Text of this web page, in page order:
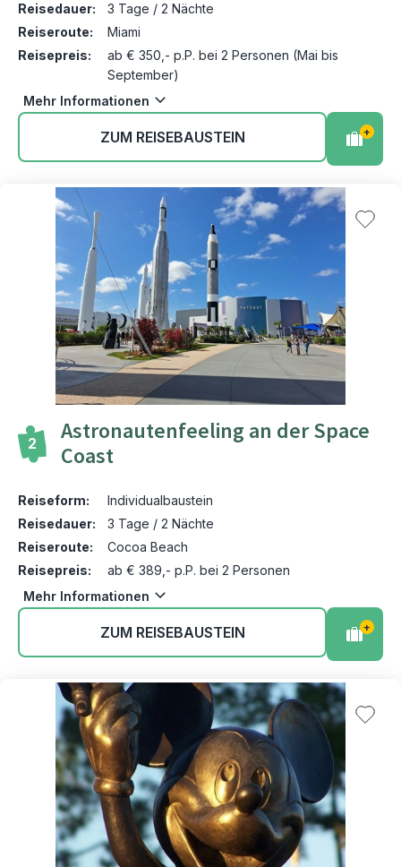
Reisedauer:
3 Tage / 2 Nächte
Reiseroute:
Miami
Reisepreis:
ab € 350,- p.P. bei 2 Personen (Mai bis
September)
Mehr Informationen
ZUM REISEBAUSTEIN +
2
Astronautenfeeling an der Space
Coast
Reiseform:
Individualbaustein
Reisedauer:
3 Tage / 2 Nächte
Reiseroute:
Cocoa Beach
Reisepreis:
ab € 389,- p.P. bei 2 Personen
Mehr Informationen
ZUM REISEBAUSTEIN +